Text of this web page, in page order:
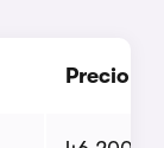
Precio